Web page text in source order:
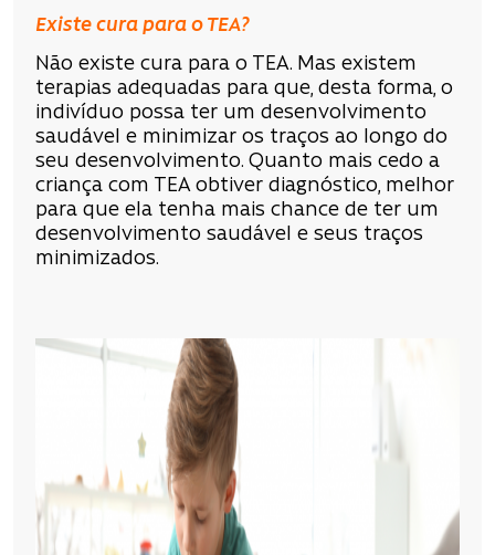
Existe cura para o TEA?
Não existe cura para o TEA. Mas existem
terapias adequadas para que, desta forma, o
indivíduo possa ter um desenvolvimento
saudável e minimizar os traços ao longo do
seu desenvolvimento. Quanto mais cedo a
criança com TEA obtiver diagnóstico, melhor
para que ela tenha mais chance de ter um
desenvolvimento saudável e seus traços
minimizados.